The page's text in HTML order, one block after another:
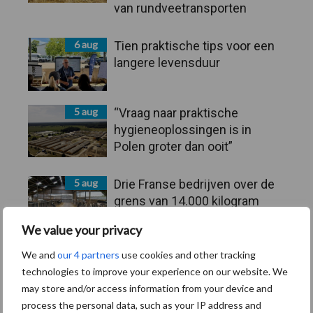
We value your privacy
We and our 4 partners use cookies and other tracking
technologies to improve your experience on our website. We
may store and/or access information from your device and
process the personal data, such as your IP address and
van rundveetransporten
6 aug
Tien praktische tips voor een
langere levensduur
5 aug
“Vraag naar praktische
hygieneoplossingen is in
Polen groter dan ooit”
5 aug
Drie Franse bedrijven over de
grens van 14.000 kilogram
Toon meer